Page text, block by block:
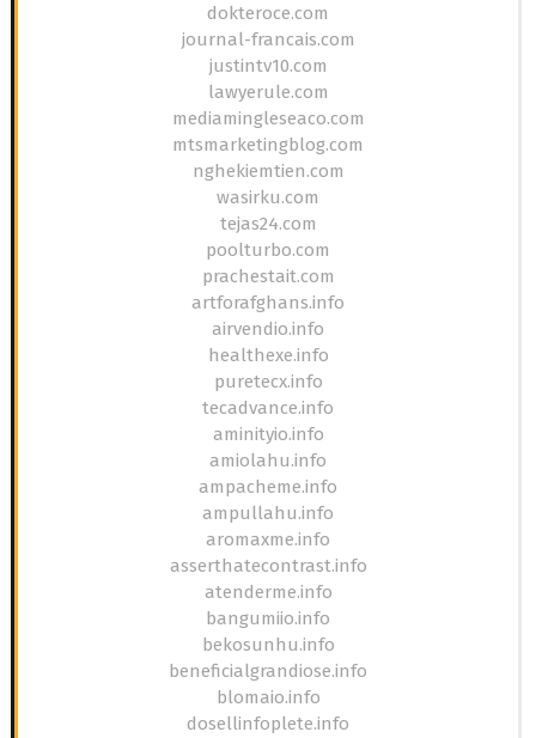
dokteroce.com
journal-francais.com
justintv10.com
lawyerule.com
mediamingleseaco.com
mtsmarketingblog.com
nghekiemtien.com
wasirku.com
tejas24.com
poolturbo.com
prachestait.com
artforafghans.info
airvendio.info
healthexe.info
puretecx.info
tecadvance.info
aminityio.info
amiolahu.info
ampacheme.info
ampullahu.info
aromaxme.info
asserthatecontrast.info
atenderme.info
bangumiio.info
bekosunhu.info
beneficialgrandiose.info
blomaio.info
dosellinfoplete.info